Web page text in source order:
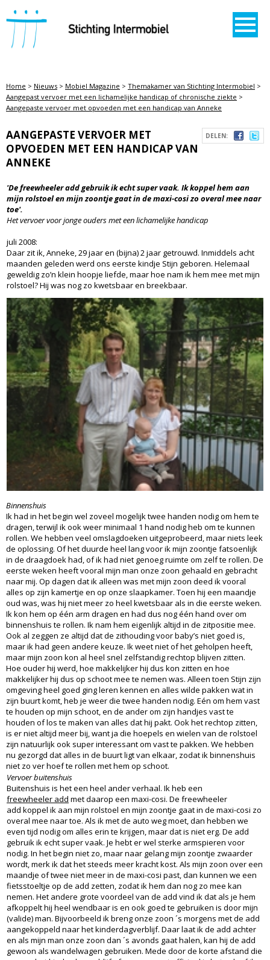
STICHTING INTERMOBIEL
Home > Nieuws > Mobiel Magazine > Themakamer van Stichting Intermobiel >
Aangepast vervoer met een lichamelijke handicap of chronische ziekte >
Aangepaste vervoer met opvoeden met een handicap van Anneke
DELEN:
AANGEPASTE VERVOER MET
OPVOEDEN MET EEN HANDICAP VAN
ANNEKE
'De freewheeler add gebruik ik echt super vaak. Ik koppel hem aan
mijn rolstoel en mijn zoontje gaat in de maxi-cosi zo overal mee naar
toe'.
Het vervoer voor jonge ouders met een lichamelijke handicap
juli 2008:
Daar zit ik, Anneke, 29 jaar en (bijna) 2 jaar getrouwd. Inmiddels acht
maanden geleden werd ons eerste kindje Stijn geboren. Helemaal
geweldig zo’n klein hoopje liefde, maar hoe nam ik hem mee met mijn
rolstoel? Hij was nog zo kwetsbaar en breekbaar.
Binnenshuis
Ik had in het begin wel zoveel mogelijk twee handen nodig om hem te
dragen, terwijl ik ook weer minimaal 1 hand nodig heb om te kunnen
rollen. We hebben veel omslagdoeken uitgeprobeerd, maar niets leek
de oplossing. Of het duurde heel lang voor ik mijn zoontje fatsoenlijk
in de draagdoek had, of ik had niet genoeg ruimte om zelf te rollen. De
eerste weken heeft vooral mijn man onze zoon gehaald en gebracht
naar mij. Op dagen dat ik alleen was met mijn zoon deed ik vooral
alles op zijn kamertje en op onze slaapkamer. Toen hij een maandje
oud was, was hij niet meer zo heel kwetsbaar als in die eerste weken.
Ik kon hem op één arm dragen en had dus nog één hand over om
binnenshuis te rollen. Ik nam hem eigenlijk altijd in de zitpositie mee.
Ook al zeggen ze altijd dat de zithouding voor baby’s niet goed is,
maar ik had geen andere keuze. Ik weet niet of het geholpen heeft,
maar mijn zoon kon al heel snel zelfstandig rechtop blijven zitten.
Hoe ouder hij werd, hoe makkelijker hij dus kon zitten en hoe
makkelijker hij dus op schoot mee te nemen was. Alleen toen Stijn zijn
omgeving heel goed ging leren kennen en alles wilde pakken wat in
zijn buurt komt, heb je weer die twee handen nodig. Eén om hem vast
te houden op mijn schoot, en de ander om zijn handjes vast te
houden of los te maken van alles dat hij pakt. Ook het rechtop zitten,
is er niet altijd meer bij, want ja die hoepels en wielen van de rolstoel
zijn natuurlijk ook super interessant om vast te pakken. We hebben
nu gezorgd dat alles in de buurt ligt van elkaar, zodat ik binnenshuis
niet zo ver hoef te rollen met hem op schoot.
Vervoer buitenshuis
Buitenshuis is het een heel ander verhaal. Ik heb een
freewheeler add met daarop een maxi-cosi. De freewheeler
add koppel ik aan mijn rolstoel en mijn zoontje gaat in de maxi-cosi zo
overal mee naar toe. Als ik met de auto weg moet, dan hebben we
even tijd nodig om alles erin te krijgen, maar dat is niet erg. De add
gebruik ik echt super vaak. Je hebt er wel sterke armspieren voor
nodig. In het begin niet zo, maar naar gelang mijn zoontje zwaarder
wordt, merk ik dat het steeds meer kracht kost. Als mijn zoon over een
maandje of twee niet meer in de maxi-cosi past, dan kunnen we een
fietsstoeltje op de add zetten, zodat ik hem dan nog zo mee kan
nemen. Het andere grote voordeel van de add vind ik dat als je hem
afkoppelt hij heel wendbaar is en ook goed te gebruiken is door mijn
(valide) man. Bijvoorbeeld ik breng onze zoon ´s morgens met de add
aangekoppeld naar het kinderdagverblijf. Daar laat ik de add achter
en als mijn man onze zoon dan ´s avonds gaat halen, kan hij de add
gewoon als wandelwagen gebruiken. Mede door de korte afstand die